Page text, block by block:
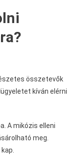
összetevők
kíván elérni
A mikózis elleni
meg.